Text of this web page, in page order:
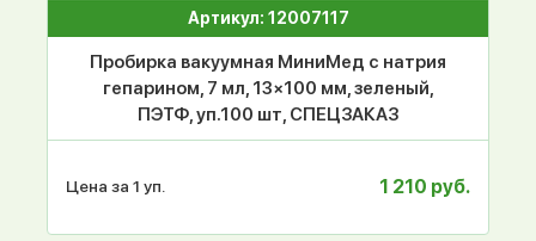
Артикул: 12007117
Пробирка вакуумная МиниМед с натрия
гепарином, 7 мл, 13×100 мм, зеленый,
ПЭТФ, уп.100 шт, СПЕЦЗАКАЗ
Цена за 1 уп. 1 210 руб.